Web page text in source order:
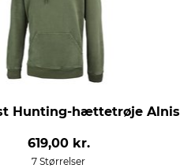
Hunting-hættetrøje Alnis
619,00 kr.
7 Størrelser